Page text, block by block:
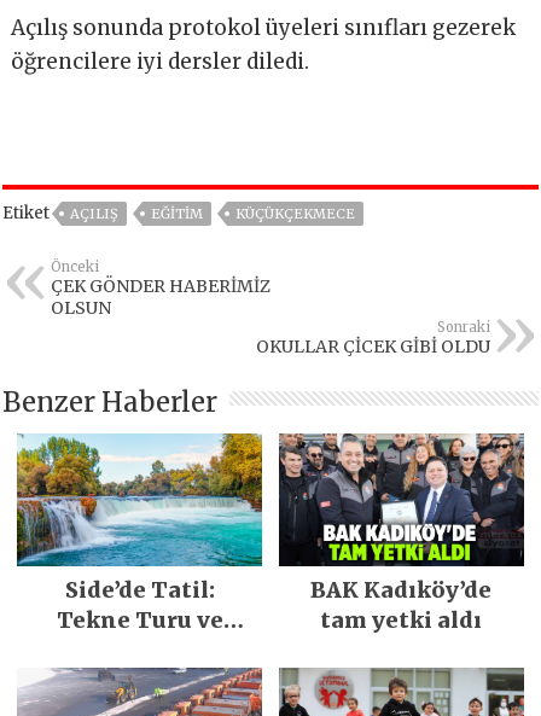
Açılış sonunda protokol üyeleri sınıfları gezerek
öğrencilere iyi dersler diledi.
Etiket AÇILIŞ EĞITIM KÜÇÜKÇEKMECE
Önceki
ÇEK GÖNDER HABERİMİZ
OLSUN
Sonraki
OKULLAR ÇİCEK GİBİ OLDU
Benzer Haberler
Side’de Tatil:
Tekne Turu ve
BAK Kadıköy’de
tam yetki aldı